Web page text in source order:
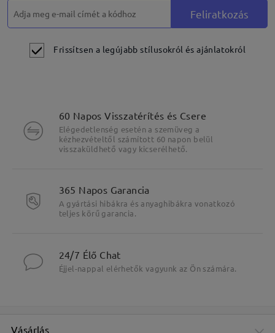
Fő jellemzők kiemelése
Feliratkozás
Frissítsen a legújabb stílusokról és ajánlatokról
60 Napos Visszatérítés és Csere
Elégedetlenség esetén a szemüveg a
kézhezvételtől számított 60 napon belül
visszaküldhető vagy kicserélhető.
365 Napos Garancia
A gyártási hibákra és anyaghibákra vonatkozó
teljes körű garancia.
24/7 Élő Chat
Éjjel-nappal elérhetők vagyunk az Ön számára.
Vásárlás